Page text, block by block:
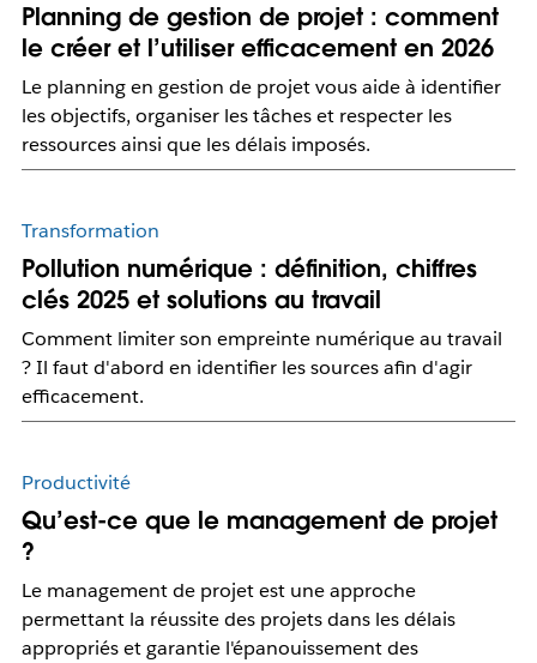
Planning de gestion de projet : comment
le créer et l’utiliser efficacement en 2026
Le planning en gestion de projet vous aide à identifier
les objectifs, organiser les tâches et respecter les
ressources ainsi que les délais imposés.
Transformation
Pollution numérique : définition, chiffres
clés 2025 et solutions au travail
Comment limiter son empreinte numérique au travail
? Il faut d'abord en identifier les sources afin d'agir
efficacement.
Productivité
Qu’est-ce que le management de projet
?
Le management de projet est une approche
permettant la réussite des projets dans les délais
appropriés et garantie l'épanouissement des